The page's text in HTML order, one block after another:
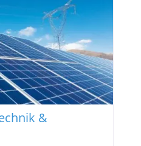
und Philosophie
um nachhaltige
und die Energiewende
&